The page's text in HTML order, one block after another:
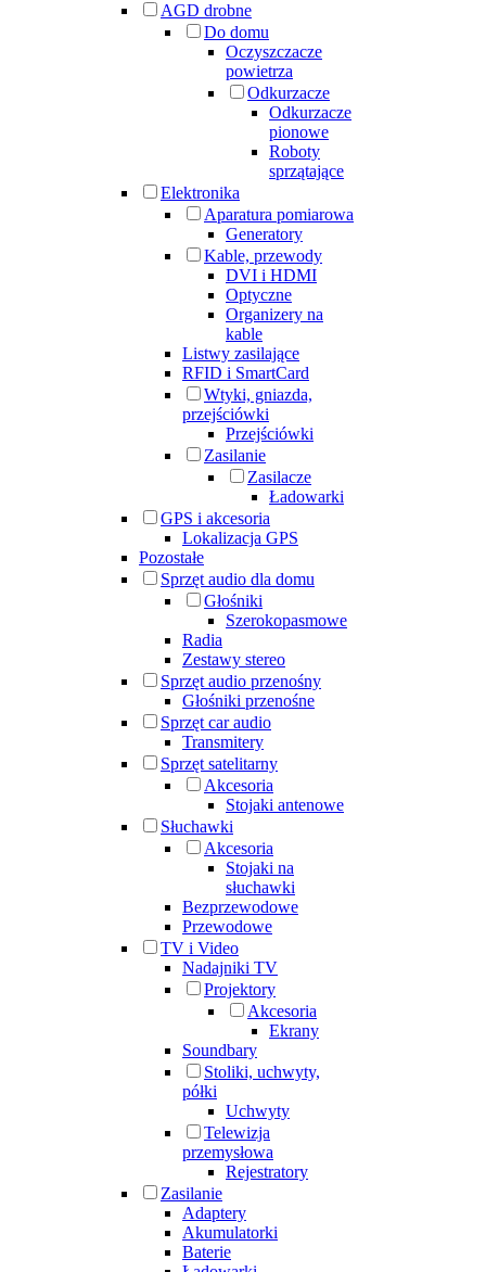
AGD drobne
Do domu
Oczyszczacze
powietrza
Odkurzacze
Odkurzacze
pionowe
Roboty
sprzątające
Elektronika
Aparatura pomiarowa
Generatory
Kable, przewody
DVI i HDMI
Optyczne
Organizery na
kable
Listwy zasilające
RFID i SmartCard
Wtyki, gniazda,
przejściówki
Przejściówki
Zasilanie
Zasilacze
Ładowarki
GPS i akcesoria
Lokalizacja GPS
Pozostałe
Sprzęt audio dla domu
Głośniki
Szerokopasmowe
Radia
Zestawy stereo
Sprzęt audio przenośny
Głośniki przenośne
Sprzęt car audio
Transmitery
Sprzęt satelitarny
Akcesoria
Stojaki antenowe
Słuchawki
Akcesoria
Stojaki na
słuchawki
Bezprzewodowe
Przewodowe
TV i Video
Nadajniki TV
Projektory
Akcesoria
Ekrany
Soundbary
Stoliki, uchwyty,
półki
Uchwyty
Telewizja
przemysłowa
Rejestratory
Zasilanie
Adaptery
Akumulatorki
Baterie